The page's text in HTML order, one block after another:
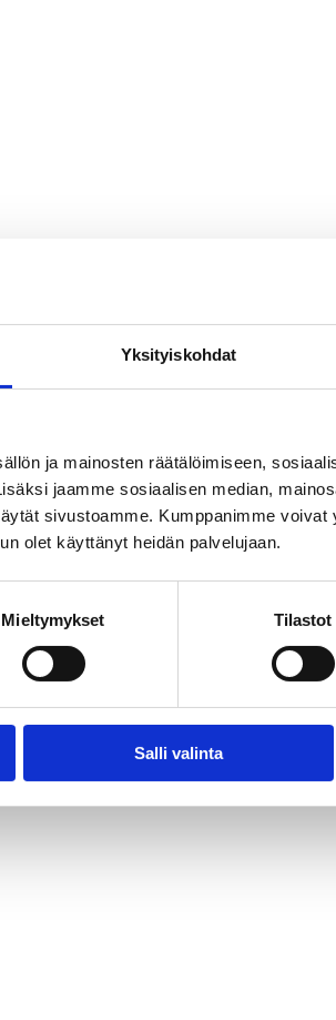
Yksityiskohdat
ja mainosten räätälöimiseen,
jaamme sosiaalisen median,
sivustoamme. Kumppanimme voivat
olet käyttänyt heidän palvelujaan.
Mieltymykset Tilastot
Salli valinta
ja koulutuksiin.
Audiovisual Producers Finland - APFI